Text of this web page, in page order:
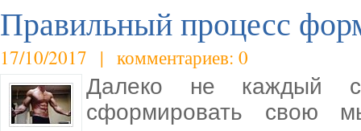
Правильный процесс
17/10/2017 | комментариев: 0
Далеко не каждый
сформировать свою